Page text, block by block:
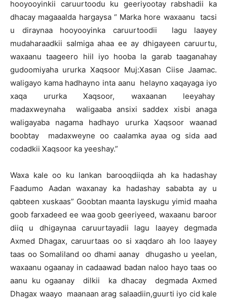
hooyooyinkii caruurtoodu ku geeriyootay rabshadii ka
dhacay magaaalda hargaysa “ Marka hore waxaanu tacsi
u diraynaa hooyooyinka caruurtoodii lagu laayey
mudaharaadkii salmiga ahaa ee ay dhigayeen caruurtu,
waxaanu taageero hiil iyo hooba la garab taaganahay
gudoomiyaha ururka Xaqsoor Muj:Xasan Ciise Jaamac.
waligayo kama hadhayno inta aanu helayno xaqayaga iyo
xaqa ururka Xaqsoor, waxaanan leeyahay
madaxweynaha waligaaba ansixi saddex xisbi anaga
waligayaba nagama hadhayo ururka Xaqsoor waanad
boobtay madaxweyne oo caalamka ayaa og sida aad
codadkii Xaqsoor ka yeeshay.”
Waxa kale oo ku lankan barooqdiiqda ah ka hadashay
Faadumo Aadan waxanay ka hadashay sababta ay u
qabteen xuskaas” Goobtan maanta layskugu yimid maaha
goob farxadeed ee waa goob geeriyeed, waxaanu baroor
diiq u dhigaynaa caruurtayadii lagu laayey degmada
Axmed Dhagax, caruurtaas oo si xaqdaro ah loo laayey
taas oo Somaliland oo dhami aanay dhugasho u yeelan,
waxaanu ogaanay in cadaawad badan naloo hayo taas oo
aanu ku ogaanay dilkii ka dhacay degmada Axmed
Dhagax waayo maanaan arag salaadiin,guurti iyo cid kale